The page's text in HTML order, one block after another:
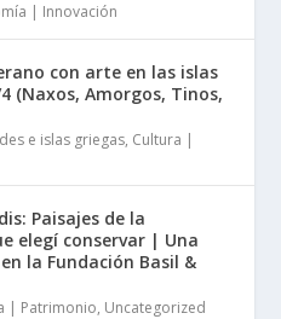
| Innovación
con arte en las islas
(Naxos, Amorgos, Tinos,
e islas griegas, Cultura |
Paisajes de la
elegí conservar | Una
la Fundación Basil &
| Patrimonio, Uncategorized